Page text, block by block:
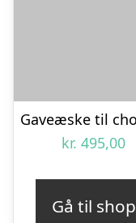
kr. 495,00
Gå til shop